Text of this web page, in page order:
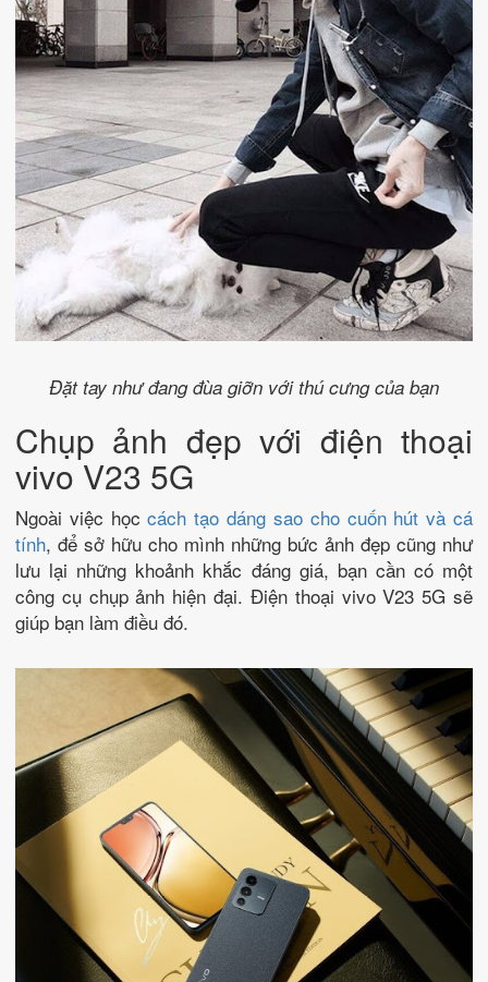
Đặt tay như đang đùa giỡn với thú cưng của bạn
Chụp ảnh đẹp với điện thoại
vivo V23 5G
Ngoài việc học cách tạo dáng sao cho cuốn hút và cá
tính, để sở hữu cho mình những bức ảnh đẹp cũng như
lưu lại những khoảnh khắc đáng giá, bạn cần có một
công cụ chụp ảnh hiện đại. Điện thoại vivo V23 5G sẽ
giúp bạn làm điều đó.